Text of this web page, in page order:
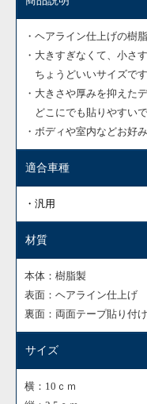
・ヘアライン仕上げの樹
・大きすぎなくて、小さ
ちょうどいいサイズです
・大きさや厚みを抑えた
どこにでも貼りやすい
・ボディや室内などお好
適合車種
・汎用
材質
本体：樹脂製
表面：ヘアライン仕上げ
裏面：両面テープ貼り付
サイズ
横：10ｃｍ